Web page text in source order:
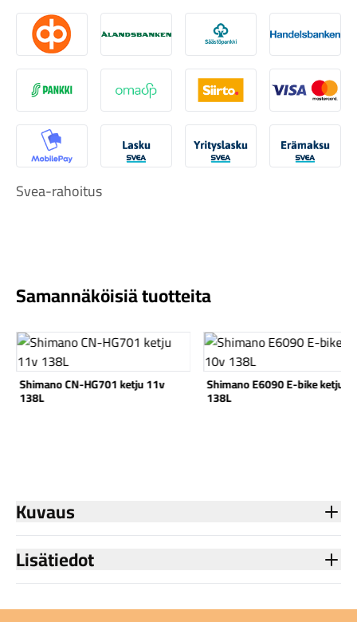
Tarvikkeet
Komponentit
Osuuspankki Ålandsbanken Säästöpankki
S-Pankki Omasp Siirto Visa &
MobilePay Svea Lasku Svea yrityslaskuSvea
Svea-rahoitus
Samannäköisiä tuotteita
Katso tuote
Shimano CN-HG701 ketju 11v
138L
Katso tuote
Shimano E6090 E-bike ketju
138L
Kuvaus
Lisätiedot